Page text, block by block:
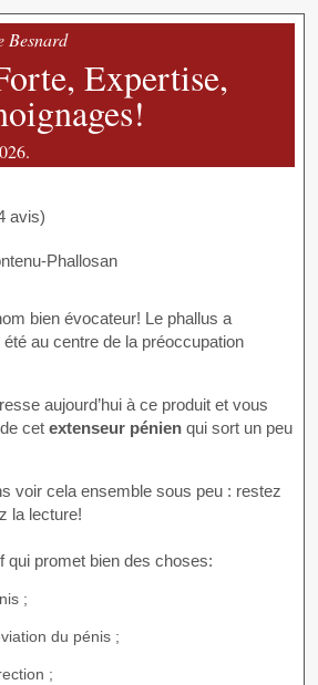
Besnard
Expertise,
avis)
bien évocateur! Le phallus a
au centre de la préoccupation
aujourd’hui à ce produit et vous
cet extenseur pénien qui sort un peu
voir cela ensemble sous peu : restez
la lecture!
qui promet bien des choses:
;
du pénis ;
;